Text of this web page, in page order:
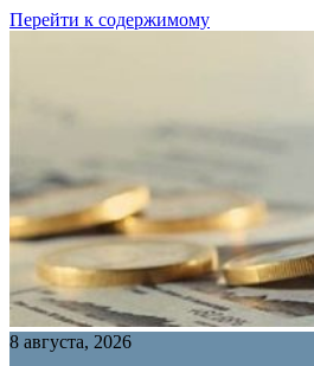
Перейти к содержимому
8 августа, 2026